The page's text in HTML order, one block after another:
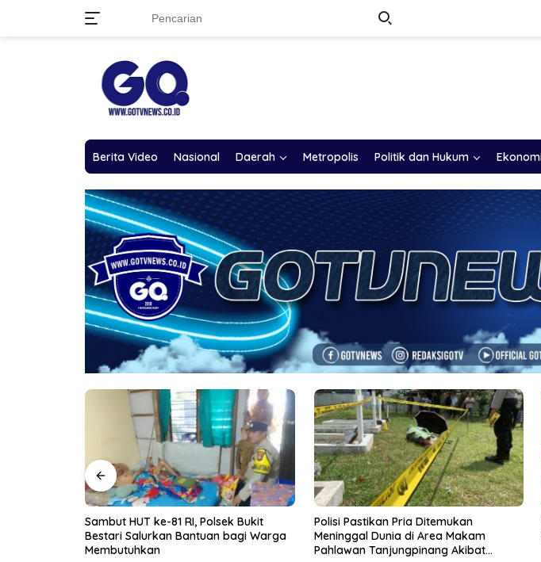
Berita Video Nasional Daerah Metropolis Politik dan Hukum
Polisi Pastikan Pria Ditemukan
Meninggal Dunia di Area Makam
Pahlawan Tanjungpinang Akibat
Pegulat Profesional Brock Lesnar
Resmi Pensiun